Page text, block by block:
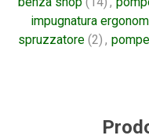
impugnatura
spruzzatore (2) ,